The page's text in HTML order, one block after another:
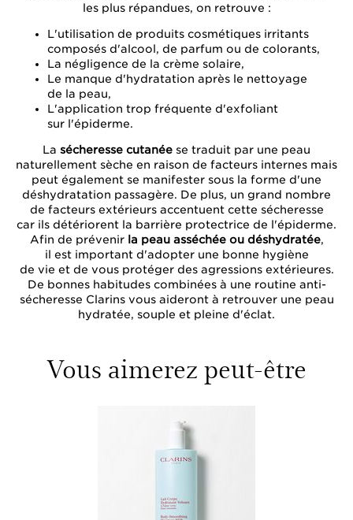
les plus répandues, on retrouve :
L'utilisation de produits cosmétiques irritants
composés d'alcool, de parfum ou de colorants,
La négligence de la crème solaire,
Le manque d'hydratation après le nettoyage
de la peau,
L'application trop fréquente d'exfoliant
sur l'épiderme.
La sécheresse cutanée se traduit par une peau
naturellement sèche en raison de facteurs internes mais
peut également se manifester sous la forme d'une
déshydratation passagère. De plus, un grand nombre
de facteurs extérieurs accentuent cette sécheresse
car ils détériorent la barrière protectrice de l'épiderme.
Afin de prévenir la peau asséchée ou déshydratée,
il est important d'adopter une bonne hygiène
de vie et de vous protéger des agressions extérieures.
De bonnes habitudes combinées à une routine anti-
sécheresse Clarins vous aideront à retrouver une peau
hydratée, souple et pleine d'éclat.
Vous aimerez peut-être